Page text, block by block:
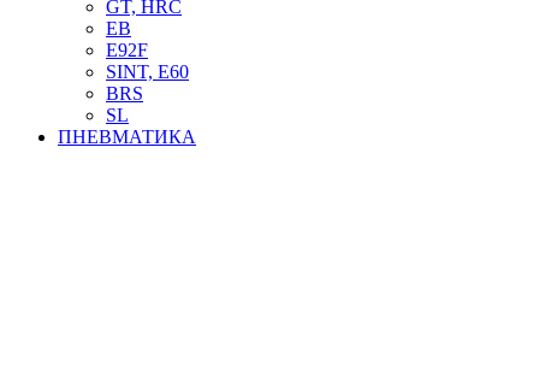
GT, HRC
EB
Е92F
SINT, E60
BRS
SL
ПНЕВМАТИКА